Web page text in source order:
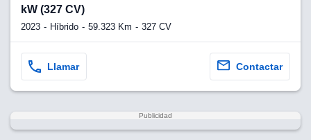
kW (327 CV)
2023 Híbrido 59.323 Km 327 CV
Llamar Contactar